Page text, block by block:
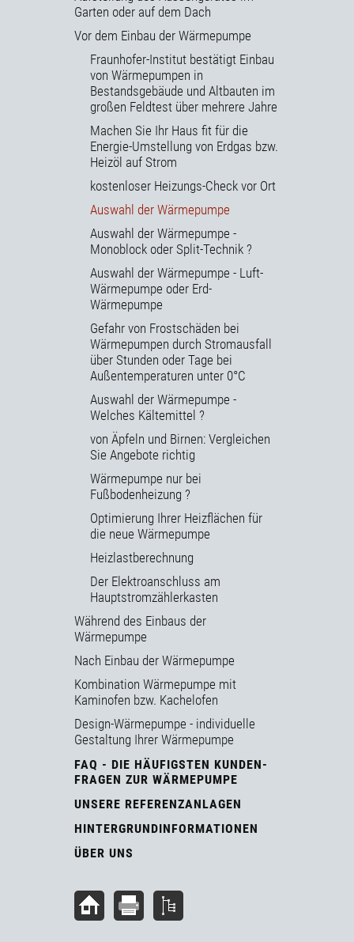
Garten oder auf dem Dach
Vor dem Einbau der Wärmepumpe
Fraunhofer-Institut bestätigt Einbau
von Wärmepumpen in
Bestandsgebäude und Altbauten im
großen Feldtest über mehrere Jahre
Machen Sie Ihr Haus fit für die
Energie-Umstellung von Erdgas bzw.
Heizöl auf Strom
kostenloser Heizungs-Check vor Ort
Auswahl der Wärmepumpe
Auswahl der Wärmepumpe -
Monoblock oder Split-Technik ?
Auswahl der Wärmepumpe - Luft-
Wärmepumpe oder Erd-
Wärmepumpe
Gefahr von Frostschäden bei
Wärmepumpen durch Stromausfall
über Stunden oder Tage bei
Außentemperaturen unter 0°C
Auswahl der Wärmepumpe -
Welches Kältemittel ?
von Äpfeln und Birnen: Vergleichen
Sie Angebote richtig
Wärmepumpe nur bei
Fußbodenheizung ?
Optimierung Ihrer Heizflächen für
die neue Wärmepumpe
Heizlastberechnung
Der Elektroanschluss am
Hauptstromzählerkasten
Während des Einbaus der
Wärmepumpe
Nach Einbau der Wärmepumpe
Kombination Wärmepumpe mit
Kaminofen bzw. Kachelofen
Design-Wärmepumpe - individuelle
Gestaltung Ihrer Wärmepumpe
FAQ - DIE HÄUFIGSTEN KUNDEN-
FRAGEN ZUR WÄRMEPUMPE
UNSERE REFERENZANLAGEN
HINTERGRUNDINFORMATIONEN
ÜBER UNS